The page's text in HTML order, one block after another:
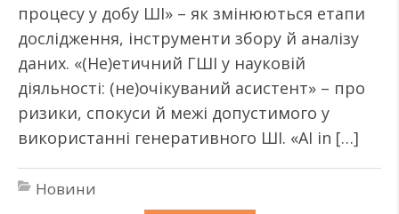
процесу у добу ШІ» – як змінюються етапи
дослідження, інструменти збору й аналізу
даних. «(Не)етичний ГШІ у науковій
діяльності: (не)очікуваний асистент» – про
ризики, спокуси й межі допустимого у
використанні генеративного ШІ. «AI in […]
Новини